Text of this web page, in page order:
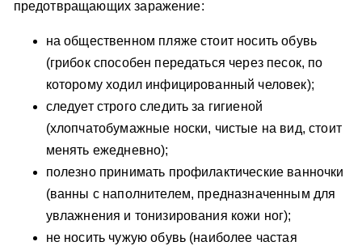
предотвращающих заражение:
на общественном пляже стоит носить обувь
(грибок способен передаться через песок, по
которому ходил инфицированный человек);
следует строго следить за гигиеной
(хлопчатобумажные носки, чистые на вид, стоит
менять ежедневно);
полезно принимать профилактические ванночки
(ванны с наполнителем, предназначенным для
увлажнения и тонизирования кожи ног);
не носить чужую обувь (наиболее частая